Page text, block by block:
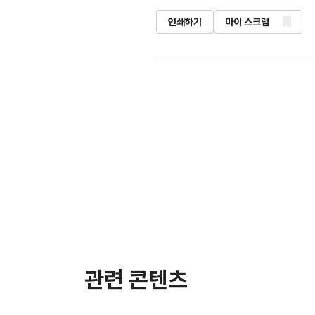
인쇄하기 마이 스크랩
관련 콘텐츠